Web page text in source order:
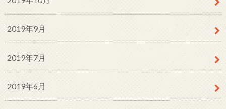
2019年9月
2019年7月
2019年6月